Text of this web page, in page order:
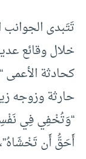
تَتَبدى
خلال وقائع
كحادثة
حارثة وزوجه
“وَتُخْفِي فِي
أَحَقُّ أَن